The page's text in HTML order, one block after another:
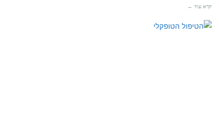
קרא עוד ←